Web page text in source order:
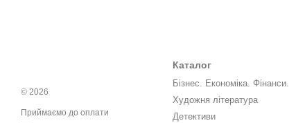
© 2026
Приймаємо до оплати
Каталог
Бізнес. Економіка. Фінанси.
Художня література
Детективи